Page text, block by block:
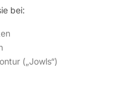
bei:
(„Jowls“)